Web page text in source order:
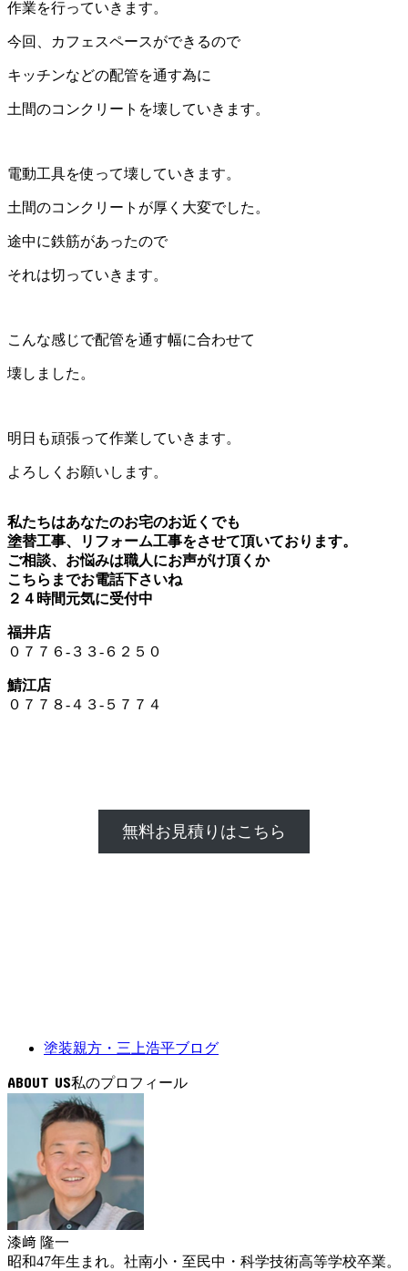
作業を行っていきます。
今回、カフェスペースができるので
キッチンなどの配管を通す為に
土間のコンクリートを壊していきます。
電動工具を使って壊していきます。
土間のコンクリートが厚く大変でした。
途中に鉄筋があったので
それは切っていきます。
こんな感じで配管を通す幅に合わせて
壊しました。
明日も頑張って作業していきます。
よろしくお願いします。
私たちはあなたのお宅のお近くでも
塗替工事、リフォーム工事をさせて頂いております。
ご相談、お悩みは職人にお声がけ頂くか
こちらまでお電話下さいね
２４時間元気に受付中
福井店
０７７６-３３-６２５０
鯖江店
０７７８-４３-５７７４
無料お見積りはこちら
塗装親方・三上浩平ブログ
ABOUT US
漆﨑 隆一
昭和47年生まれ。社南小・至民中・科学技術高等学校卒業。